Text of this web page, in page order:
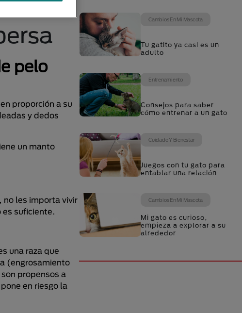
pelo
proporción a su
y dedos
un manto
no les importa vivir
es suficiente.
una raza que
(engrosamiento
propensos a
en riesgo la
Cambios En Mi Mascota
Tu gatito ya casi es un
adulto
Entrenamiento
Consejos para saber
cómo entrenar a un gato
Cuidado Y Bienestar
Juegos con tu gato para
entablar una relación
Cambios En Mi Mascota
Mi gato es curioso,
empieza a explorar a su
alrededor